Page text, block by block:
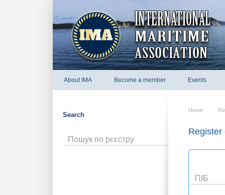
About IMA Become a member Events
Search
Пошук по рєєстру
Home
Register
ПІБ